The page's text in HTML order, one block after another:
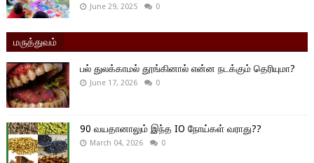
June 29, 2025 0
மருத்துவம்
பல் துலக்காமல் தூங்கினால் என்ன நடக்கும் தெரியுமா?
June 17, 2026 0
90 வயதானாலும் இந்த IO நோய்கள் வராது??
March 04, 2026 0